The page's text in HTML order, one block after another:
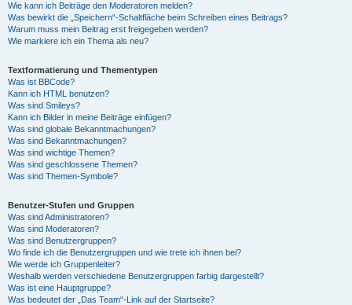
Wie kann ich Beiträge den Moderatoren melden?
Was bewirkt die „Speichern“-Schaltfläche beim Schreiben eines Beitrags?
Warum muss mein Beitrag erst freigegeben werden?
Wie markiere ich ein Thema als neu?
Textformatierung und Thementypen
Was ist BBCode?
Kann ich HTML benutzen?
Was sind Smileys?
Kann ich Bilder in meine Beiträge einfügen?
Was sind globale Bekanntmachungen?
Was sind Bekanntmachungen?
Was sind wichtige Themen?
Was sind geschlossene Themen?
Was sind Themen-Symbole?
Benutzer-Stufen und Gruppen
Was sind Administratoren?
Was sind Moderatoren?
Was sind Benutzergruppen?
Wo finde ich die Benutzergruppen und wie trete ich ihnen bei?
Wie werde ich Gruppenleiter?
Weshalb werden verschiedene Benutzergruppen farbig dargestellt?
Was ist eine Hauptgruppe?
Was bedeutet der „Das Team“-Link auf der Startseite?